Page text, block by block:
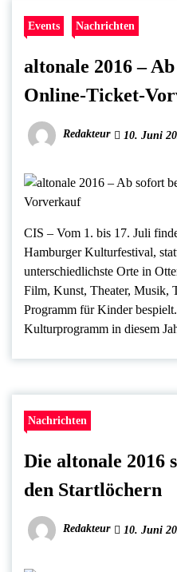
Events Nachrichten
altonale 2016 –
Online-Ticket-
Redakteur 10. Juni
CIS – Vom 1. bis 17. Juli
Hamburger Kulturfestival,
unterschiedlichste Orte in
Film, Kunst, Theater, Musik,
Programm für Kinder
Kulturprogramm in diesem
Nachrichten
Die altonale 2016
den Startlöchern
Redakteur 10. Juni